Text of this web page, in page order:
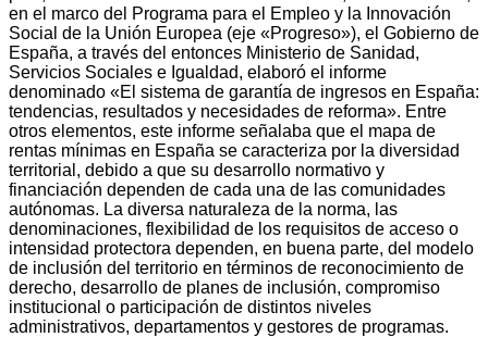
en el marco del Programa para el Empleo y la Innovación
Social de la Unión Europea (eje «Progreso»), el Gobierno de
España, a través del entonces Ministerio de Sanidad,
Servicios Sociales e Igualdad, elaboró el informe
denominado «El sistema de garantía de ingresos en España:
tendencias, resultados y necesidades de reforma». Entre
otros elementos, este informe señalaba que el mapa de
rentas mínimas en España se caracteriza por la diversidad
territorial, debido a que su desarrollo normativo y
financiación dependen de cada una de las comunidades
autónomas. La diversa naturaleza de la norma, las
denominaciones, flexibilidad de los requisitos de acceso o
intensidad protectora dependen, en buena parte, del modelo
de inclusión del territorio en términos de reconocimiento de
derecho, desarrollo de planes de inclusión, compromiso
institucional o participación de distintos niveles
administrativos, departamentos y gestores de programas.